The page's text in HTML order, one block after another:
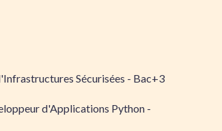
Sécurisées - Bac+3
d'Applications Python -